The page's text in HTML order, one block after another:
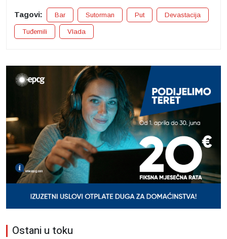
Tagovi: Bar Sutorman Put Devastacija
Tuđemili Vlada
Ostani u toku